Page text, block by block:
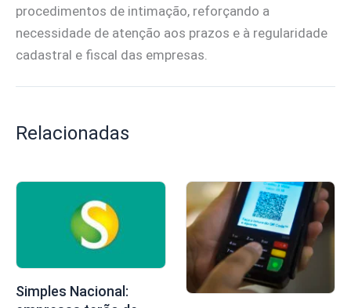
procedimentos de intimação, reforçando a
necessidade de atenção aos prazos e à regularidade
cadastral e fiscal das empresas.
Relacionadas
Simples Nacional: